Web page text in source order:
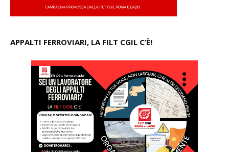
APPALTI FERROVIARI, LA FILT CGIL C’È!